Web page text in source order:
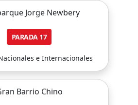
Jorge Newbery
PARADA17
e Internacionales
Barrio Chino